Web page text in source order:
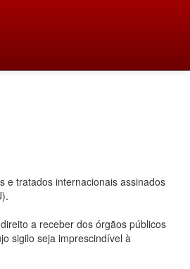
e tratados internacionais assinados
a receber dos órgãos públicos
sigilo seja imprescindível à